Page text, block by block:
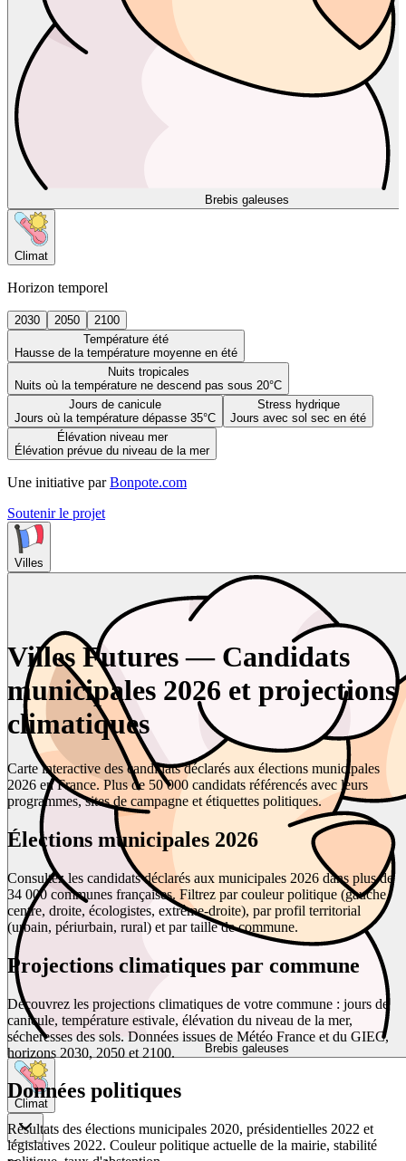
Brebis galeuses
Climat
Horizon temporel
2030 2050
2100
Température été
Hausse de la température moyenne en été
Nuits tropicales
Nuits où la température ne descend pas sous 20°C
Jours de canicule
Jours où la température dépasse 35°C
Stress hydrique
Jours avec sol sec en été
Élévation niveau mer
Élévation prévue du niveau de la mer
Une initiative par Bonpote.com
Soutenir le projet
Villes
Brebis galeuses
Climat
Villes Futures — Candidats
municipales 2026 et projections
climatiques
Carte interactive des candidats déclarés aux élections municipales
2026 en France. Plus de 50 000 candidats référencés avec leurs
programmes, sites de campagne et étiquettes politiques.
Élections municipales 2026
Consultez les candidats déclarés aux municipales 2026 dans plus de
34 000 communes françaises. Filtrez par couleur politique (gauche,
centre, droite, écologistes, extrême-droite), par profil territorial
(urbain, périurbain, rural) et par taille de commune.
Projections climatiques par commune
Découvrez les projections climatiques de votre commune : jours de
canicule, température estivale, élévation du niveau de la mer,
sécheresses des sols. Données issues de Météo France et du GIEC,
horizons 2030, 2050 et 2100.
Données politiques
Résultats des élections municipales 2020, présidentielles 2022 et
législatives 2022. Couleur politique actuelle de la mairie, stabilité